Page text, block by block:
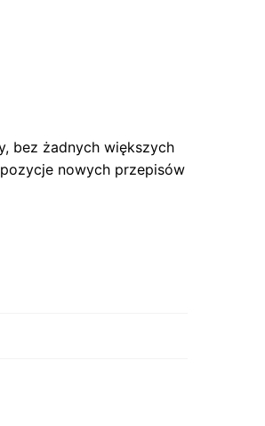
bez żadnych większych
nowych przepisów